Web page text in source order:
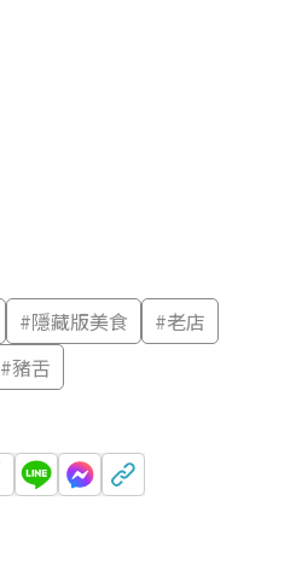
#隱藏版美食 #老店
#豬舌